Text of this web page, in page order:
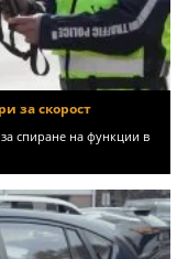
за скорост
спиране на функции в